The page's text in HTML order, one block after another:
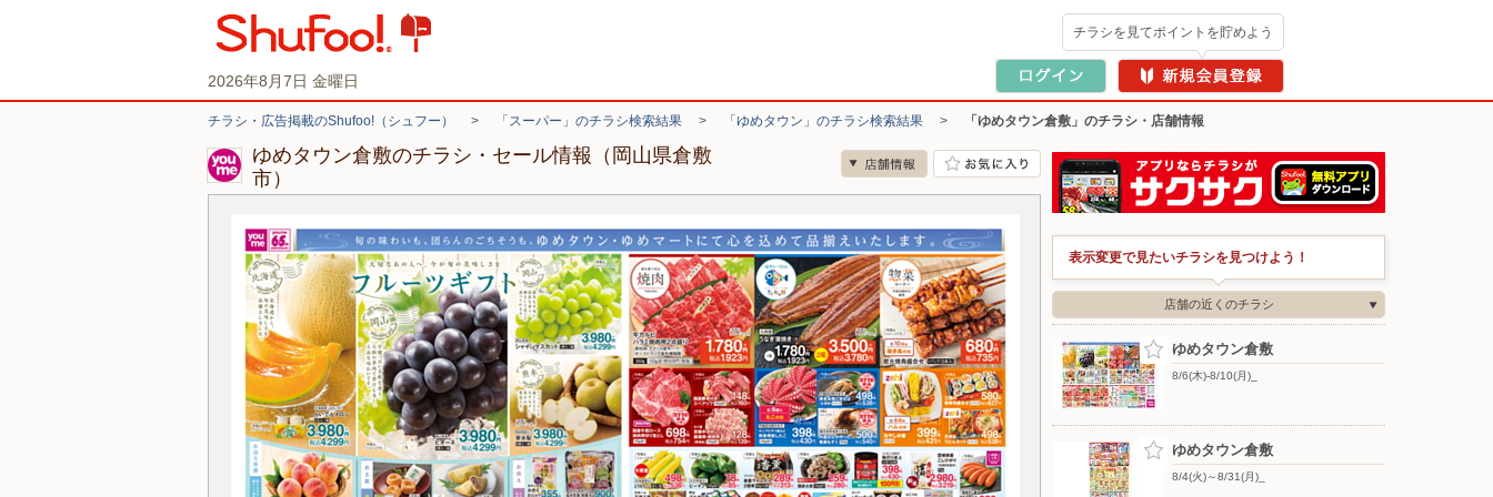
2026年8月7日 金曜日
チラシを見てポイントを貯めよう
チラシ・広告掲載のShufoo!（シュフー） > 「スーパー」のチラシ検索結果 > 「ゆめタウン」のチラシ検索結果 > 「ゆめタウン倉敷」のチラシ・店舗情報
ゆめタウン倉敷のチラシ・セール情報（岡山県倉敷
市）
表示変更で見たいチラシを見つけよう！
店舗の近くのチラシ
ゆめタウン倉敷
8/6(木)-8/10(月)_
ゆめタウン倉敷
8/4(火)～8/31(月)_